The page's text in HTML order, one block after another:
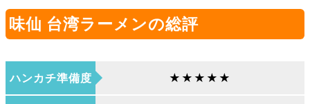
味仙 台湾ラーメンの総評
ハンカチ準備度 ★★★★★